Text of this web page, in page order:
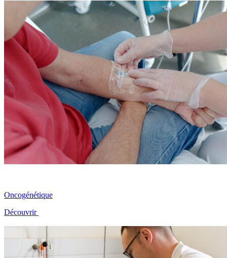
Oncogénétique
Découvrir